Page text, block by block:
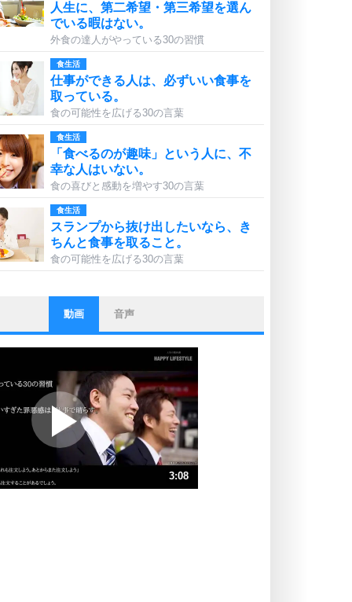
人生に、第二希望・第三希望を選ん
でいる暇はない。
外食の達人がやっている30の習慣
食生活
仕事ができる人は、必ずいい食事を
取っている。
食の可能性を広げる30の言葉
食生活
「食べるのが趣味」という人に、不
幸な人はいない。
食の喜びと感動を増やす30の言葉
食生活
スランプから抜け出したいなら、き
ちんと食事を取ること。
食の可能性を広げる30の言葉
ストレス対策
他人と比べない。
いっそのこと、他人を見ない。
プラス思考
ポジティブになれない原因は、行動
しないから。
ポジティブ思考になる30の方法
ストレス対策
人生、なんとかなるもの。
動画 音声
3:08